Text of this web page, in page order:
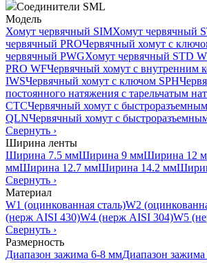
Соединители SML
Модель
Хомут червячный SIMХомут червячный
червячный PROЧервячный хомут с
червячный PWGХомут червячный STD
PRO WFЧервячный хомут с внутренним
IWSЧервячный хомут с ключом SPH
постоянного натяжения с тарельчатым
CTCЧервячный хомут с
QLNЧервячный хомут с
Свернуть ›
Ширина ленты
Ширина 7.5 ммШирина 9 ммШирина 12
ммШирина 12.7 ммШирина 14.2 мм
Свернуть ›
Материал
W1 (оцинкованная сталь)W2
(нерж AISI 430)W4 (нерж AISI 304)W5
Свернуть ›
Размерность
Диапазон зажима 6-8 ммДиапазон